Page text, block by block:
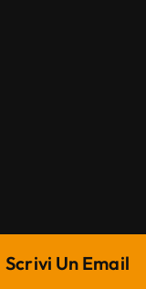
Scrivi Un Email